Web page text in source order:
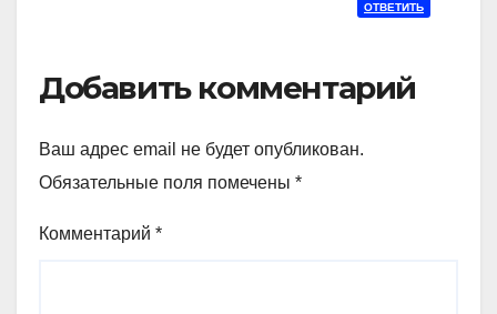
ОТВЕТИТЬ
Добавить комментарий
Ваш адрес email не будет опубликован.
Обязательные поля помечены *
Комментарий *